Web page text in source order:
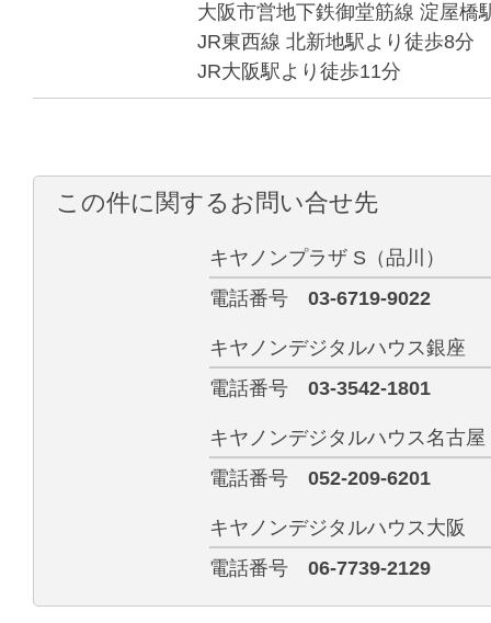
大阪市営地下鉄御堂筋線 淀屋橋
JR東西線 北新地駅より徒歩8分
JR大阪駅より徒歩11分
この件に関するお問い合せ先
キヤノンプラザ S（品川）
電話番号
03-6719-9022
キヤノンデジタルハウス銀座
電話番号
03-3542-1801
キヤノンデジタルハウス名古屋
電話番号
052-209-6201
キヤノンデジタルハウス大阪
電話番号
06-7739-2129